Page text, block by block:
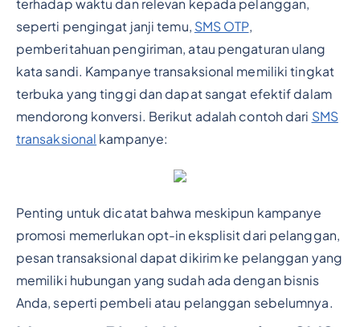
terhadap waktu dan relevan kepada pelanggan,
seperti pengingat janji temu, SMS OTP,
pemberitahuan pengiriman, atau pengaturan ulang
kata sandi. Kampanye transaksional memiliki tingkat
terbuka yang tinggi dan dapat sangat efektif dalam
mendorong konversi. Berikut adalah contoh dari SMS
transaksional kampanye:
Penting untuk dicatat bahwa meskipun kampanye
promosi memerlukan opt-in eksplisit dari pelanggan,
pesan transaksional dapat dikirim ke pelanggan yang
memiliki hubungan yang sudah ada dengan bisnis
Anda, seperti pembeli atau pelanggan sebelumnya.